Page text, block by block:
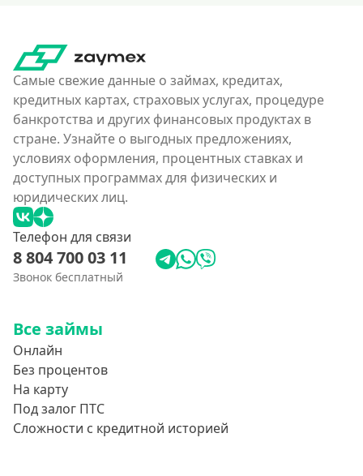
Самые свежие данные о займах, кредитах,
кредитных картах, страховых услугах, процедуре
банкротства и других финансовых продуктах в
стране. Узнайте о выгодных предложениях,
условиях оформления, процентных ставках и
доступных программах для физических и
юридических лиц.
Телефон для связи
8 804 700 03 11
Звонок бесплатный
Все займы
Онлайн
Без процентов
На карту
Под залог ПТС
Сложности с кредитной историей